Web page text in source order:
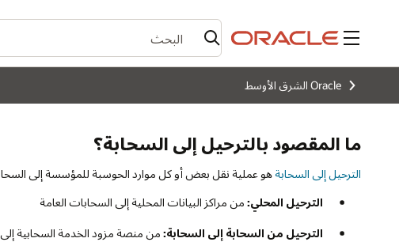
القائمة
Oracle الشرق الأوسط
ما المقصود بالترحيل إلى السحابة؟
الترحيل إلى السحابةهو عملية نقل بعض أو كل موارد الحوسبة للمؤسسة إلى
الترحيل المحلي: من مراكز البيانات المحلية إلى السحابات العامة
الترحيل من السحابة إلى السحابة: من منصة مزود الخدمة السحابية